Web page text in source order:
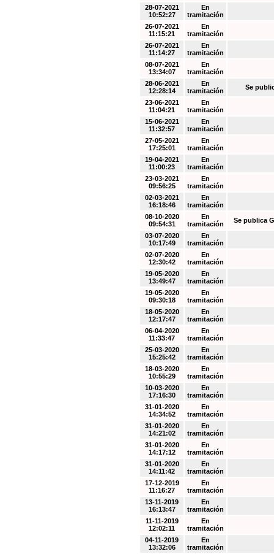
28-07-2021
10:52:27
En
tramitación
26-07-2021
11:15:21
En
tramitación
26-07-2021
11:14:27
En
tramitación
08-07-2021
13:34:07
En
tramitación
28-06-2021
12:28:14
En
tramitación
Se
23-06-2021
11:04:21
En
tramitación
15-06-2021
11:32:57
En
tramitación
27-05-2021
17:25:01
En
tramitación
19-04-2021
11:00:23
En
tramitación
23-03-2021
09:56:25
En
tramitación
02-03-2021
16:18:46
En
tramitación
08-10-2020
09:54:31
En
tramitación
Se publica
03-07-2020
10:17:49
En
tramitación
02-07-2020
12:30:42
En
tramitación
19-05-2020
13:49:47
En
tramitación
19-05-2020
09:30:18
En
tramitación
18-05-2020
12:17:47
En
tramitación
06-04-2020
11:33:47
En
tramitación
25-03-2020
15:25:42
En
tramitación
18-03-2020
10:55:29
En
tramitación
10-03-2020
17:16:30
En
tramitación
31-01-2020
14:34:52
En
tramitación
31-01-2020
14:21:02
En
tramitación
31-01-2020
14:17:12
En
tramitación
31-01-2020
14:11:42
En
tramitación
17-12-2019
11:16:27
En
tramitación
13-11-2019
16:13:47
En
tramitación
11-11-2019
12:02:11
En
tramitación
04-11-2019
13:32:06
En
tramitación